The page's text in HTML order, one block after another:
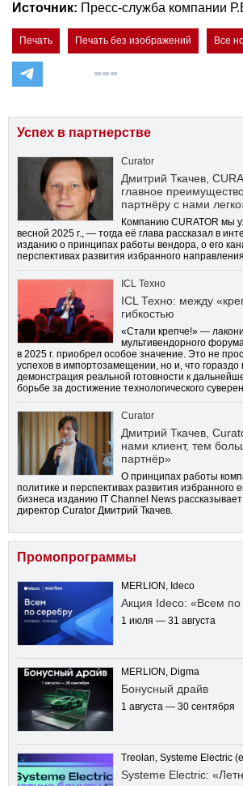
Источник: Пресс-служба компании
Печать Печать без изображений Все
Успех в партнерстве
Curator
Дмитрий Ткачев,
главное
партнёру с нами
Компанию CURATOR мы
весной 2025 г., — тогда её глава рассказал в
изданию о принципах работы вендора, о его
перспективах развития избранного
ICL Техно
ICL Техно: между
гибкостью
«Стали крепче!» —
мультивендорного
в 2025 г. приобрел особое значение. Это не
успехов в импортозамещении, но и, что гораздо
демонстрация реальной готовности к
борьбе за достижение технологического
Curator
Дмитрий Ткачев,
нами клиент, тем
партнёр»
О принципах работы
политике и перспективах развития избранного
бизнеса изданию IT Channel News
директор Curator Дмитрий Ткачев.
Промопрограммы
MERLION, Ideco
Акция Ideco: «Всем по
1 июля — 31 августа
MERLION, Digma
Бонусный драйв
1 августа — 30 сентября
Treolan, Systeme Electric
Systeme Electric: